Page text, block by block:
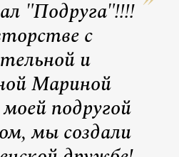
"Подруга"!!!!
с
и
Мариной
подругой
мы создали